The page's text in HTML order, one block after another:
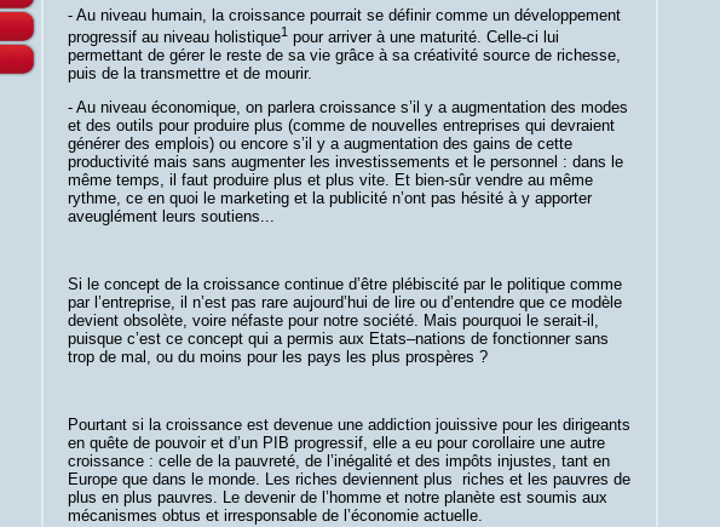
- Au niveau humain, la croissance pourrait se définir comme un développement
progressif au niveau holistique1pour arriver à une maturité. Celle-ci lui
permettant de gérer le reste de sa vie grâce à sa créativité source de richesse,
puis de la transmettre et de mourir.
- Au niveau économique, on parlera croissance s’il y a augmentation des modes
et des outils pour produire plus (comme de nouvelles entreprises qui devraient
générer des emplois) ou encore s’il y a augmentation des gains de cette
productivité mais sans augmenter les investissements et le personnel : dans le
même temps, il faut produire plus et plus vite. Et bien-sûr vendre au même
rythme, ce en quoi le marketing et la publicité n’ont pas hésité à y apporter
aveuglément leurs soutiens...
Si le concept de la croissance continue d’être plébiscité par le politique comme
par l’entreprise, il n’est pas rare aujourd’hui de lire ou d’entendre que ce modèle
devient obsolète, voire néfaste pour notre société. Mais pourquoi le serait-il,
puisque c’est ce concept qui a permis aux Etats–nations de fonctionner sans
trop de mal, ou du moins pour les pays les plus prospères ?
Pourtant si la croissance est devenue une addiction jouissive pour les dirigeants
en quête de pouvoir et d’un PIB progressif, elle a eu pour corollaire une autre
croissance : celle de la pauvreté, de l’inégalité et des impôts injustes, tant en
Europe que dans le monde. Les riches deviennent plus riches et les pauvres de
plus en plus pauvres. Le devenir de l’homme et notre planète est soumis aux
mécanismes obtus et irresponsable de l’économie actuelle.